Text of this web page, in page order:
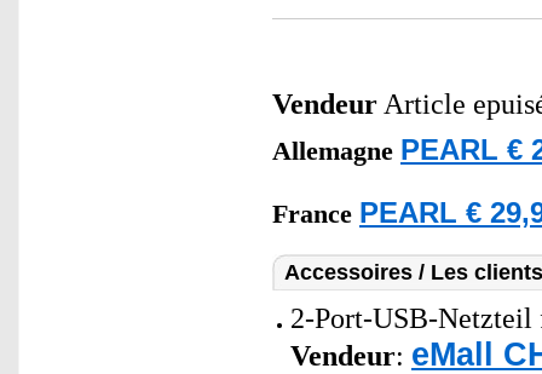
Vendeur Article
Allemagne PEARL €
France PEARL €
Accessoires / Les
2-Port-USB-Netzteil
Vendeur: eMall